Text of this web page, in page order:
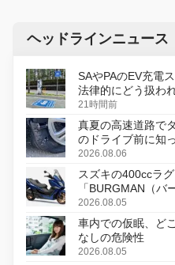
ヘッドラインニュース
SAやPAのEV充電
法律的にどう扱わ
21時間前
真夏の高速道路で
のドライブ前に知
2026.08.06
スズキの400ccラ
「BURGMAN（バ
変更し、8月18日に
2026.08.05
車内での仮眠、ど
なしの危険性
2026.08.05